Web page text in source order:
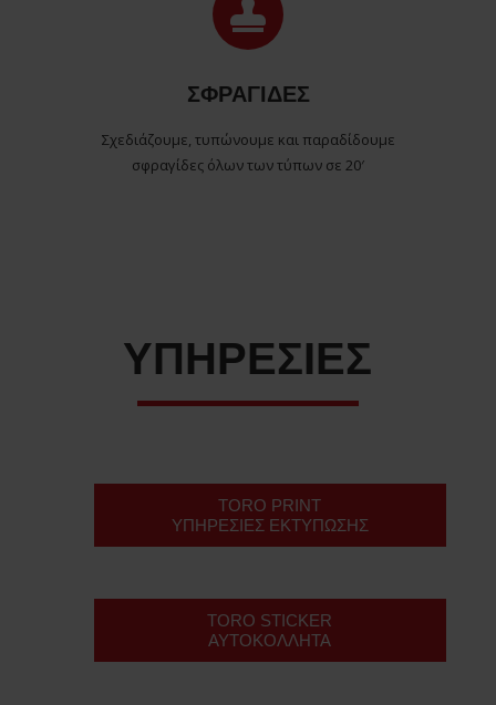
ΣΦΡΑΓΙΔΕΣ
Σχεδιάζουμε, τυπώνουμε και παραδίδουμε
σφραγίδες όλων των τύπων σε 20′
ΥΠΗΡΕΣΊΕΣ
TORO PRINT
ΥΠΗΡΕΣΙΕΣ ΕΚΤΥΠΩΣΗΣ
TORO STICKER
ΑΥΤΟΚΟΛΛΗΤΑ